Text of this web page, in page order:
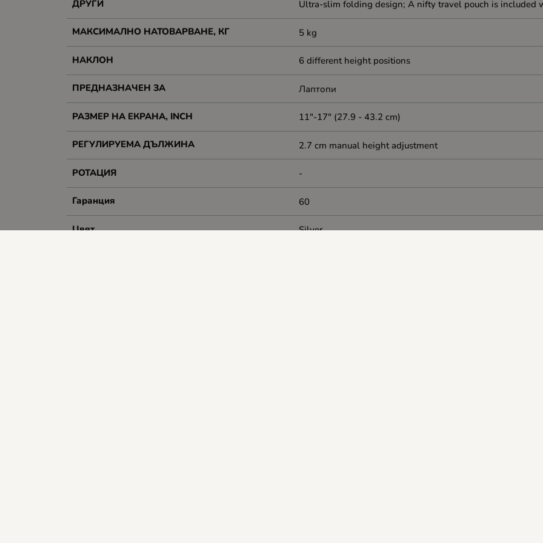
ДРУГИ Ultra-slim folding design; A nifty travel pouch is included
МАКСИМАЛНО НАТОВАРВАНЕ, КГ 5 kg
НАКЛОН 6 different height positions
ПРЕДНАЗНАЧЕН ЗА Лаптопи
РАЗМЕР НА ЕКРАНА, INCH 11"-17" (27.9 - 43.2 cm)
РЕГУЛИРУЕМА ДЪЛЖИНА 2.7 cm manual height adjustment
РОТАЦИЯ -
Гаранция 60
Цвят Silver